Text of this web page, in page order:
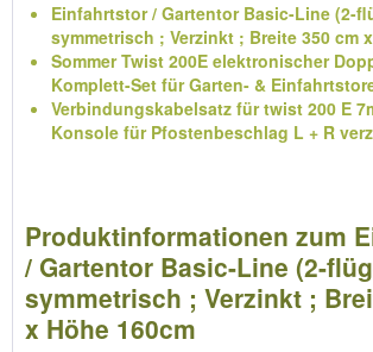
Einfahrtstor / Gartentor Basic-Line (2-
symmetrisch ; Verzinkt ; Breite 350 cm
Sommer Twist 200E elektronischer
Komplett-Set für Garten- &
Verbindungskabelsatz für twist 200 E
Konsole für Pfostenbeschlag L + R
Produktinformationen zum
/ Gartentor Basic-Line (2-
symmetrisch ; Verzinkt ;
x Höhe 160cm